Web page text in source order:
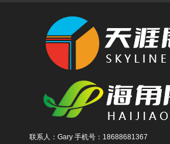
联系人：Gary 手机号：18688681367